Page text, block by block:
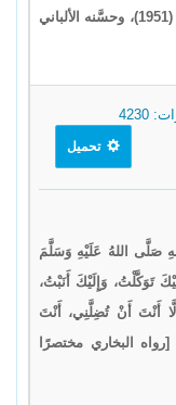
الْبَادِيَةِ يَتَحَوَّلُ) [رواه ابن حبَّان (1033)، والحاكم (1951)، وحسَّنه الألباني
4230
تحميل
صَلَّى اللهُ عَلَيْهِ وَسَلَّمَ
تَوَكَّلْتُ، وَإِلَيْكَ أَنَبْتُ،
أَنْتَ أَنْ تُضِلَّنِي، أَنْتَ
البخاري مختصرًا